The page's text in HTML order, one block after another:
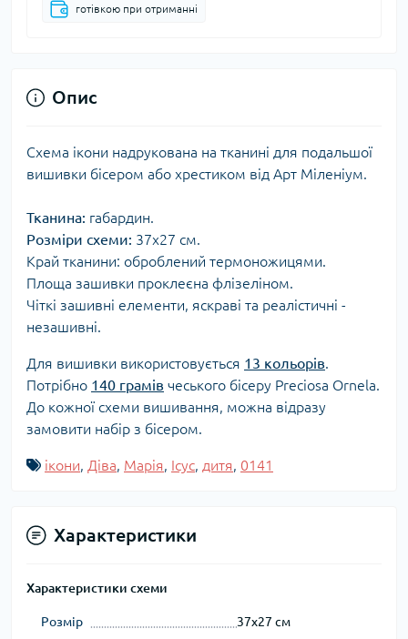
готівкою при отриманні
Опис
Схема ікони надрукована на тканині для подальшої
вишивки бісером або хрестиком від Арт Міленіум.
Тканина: габардин.
Розміри схеми: 37x27 см.
Край тканини: оброблений термоножицями.
Площа зашивки проклеєна флізеліном.
Чіткі зашивні елементи, яскраві та реалістичні -
незашивні.
Для вишивки використовується 13 кольорів.
Потрібно 140 грамів чеського бісеру Preciosa Ornela.
До кожної схеми вишивання, можна відразу
замовити набір з бісером.
ікони, Діва, Марія, Ісус, дитя, 0141
Характеристики
Характеристики схеми
Розмір 37x27 см